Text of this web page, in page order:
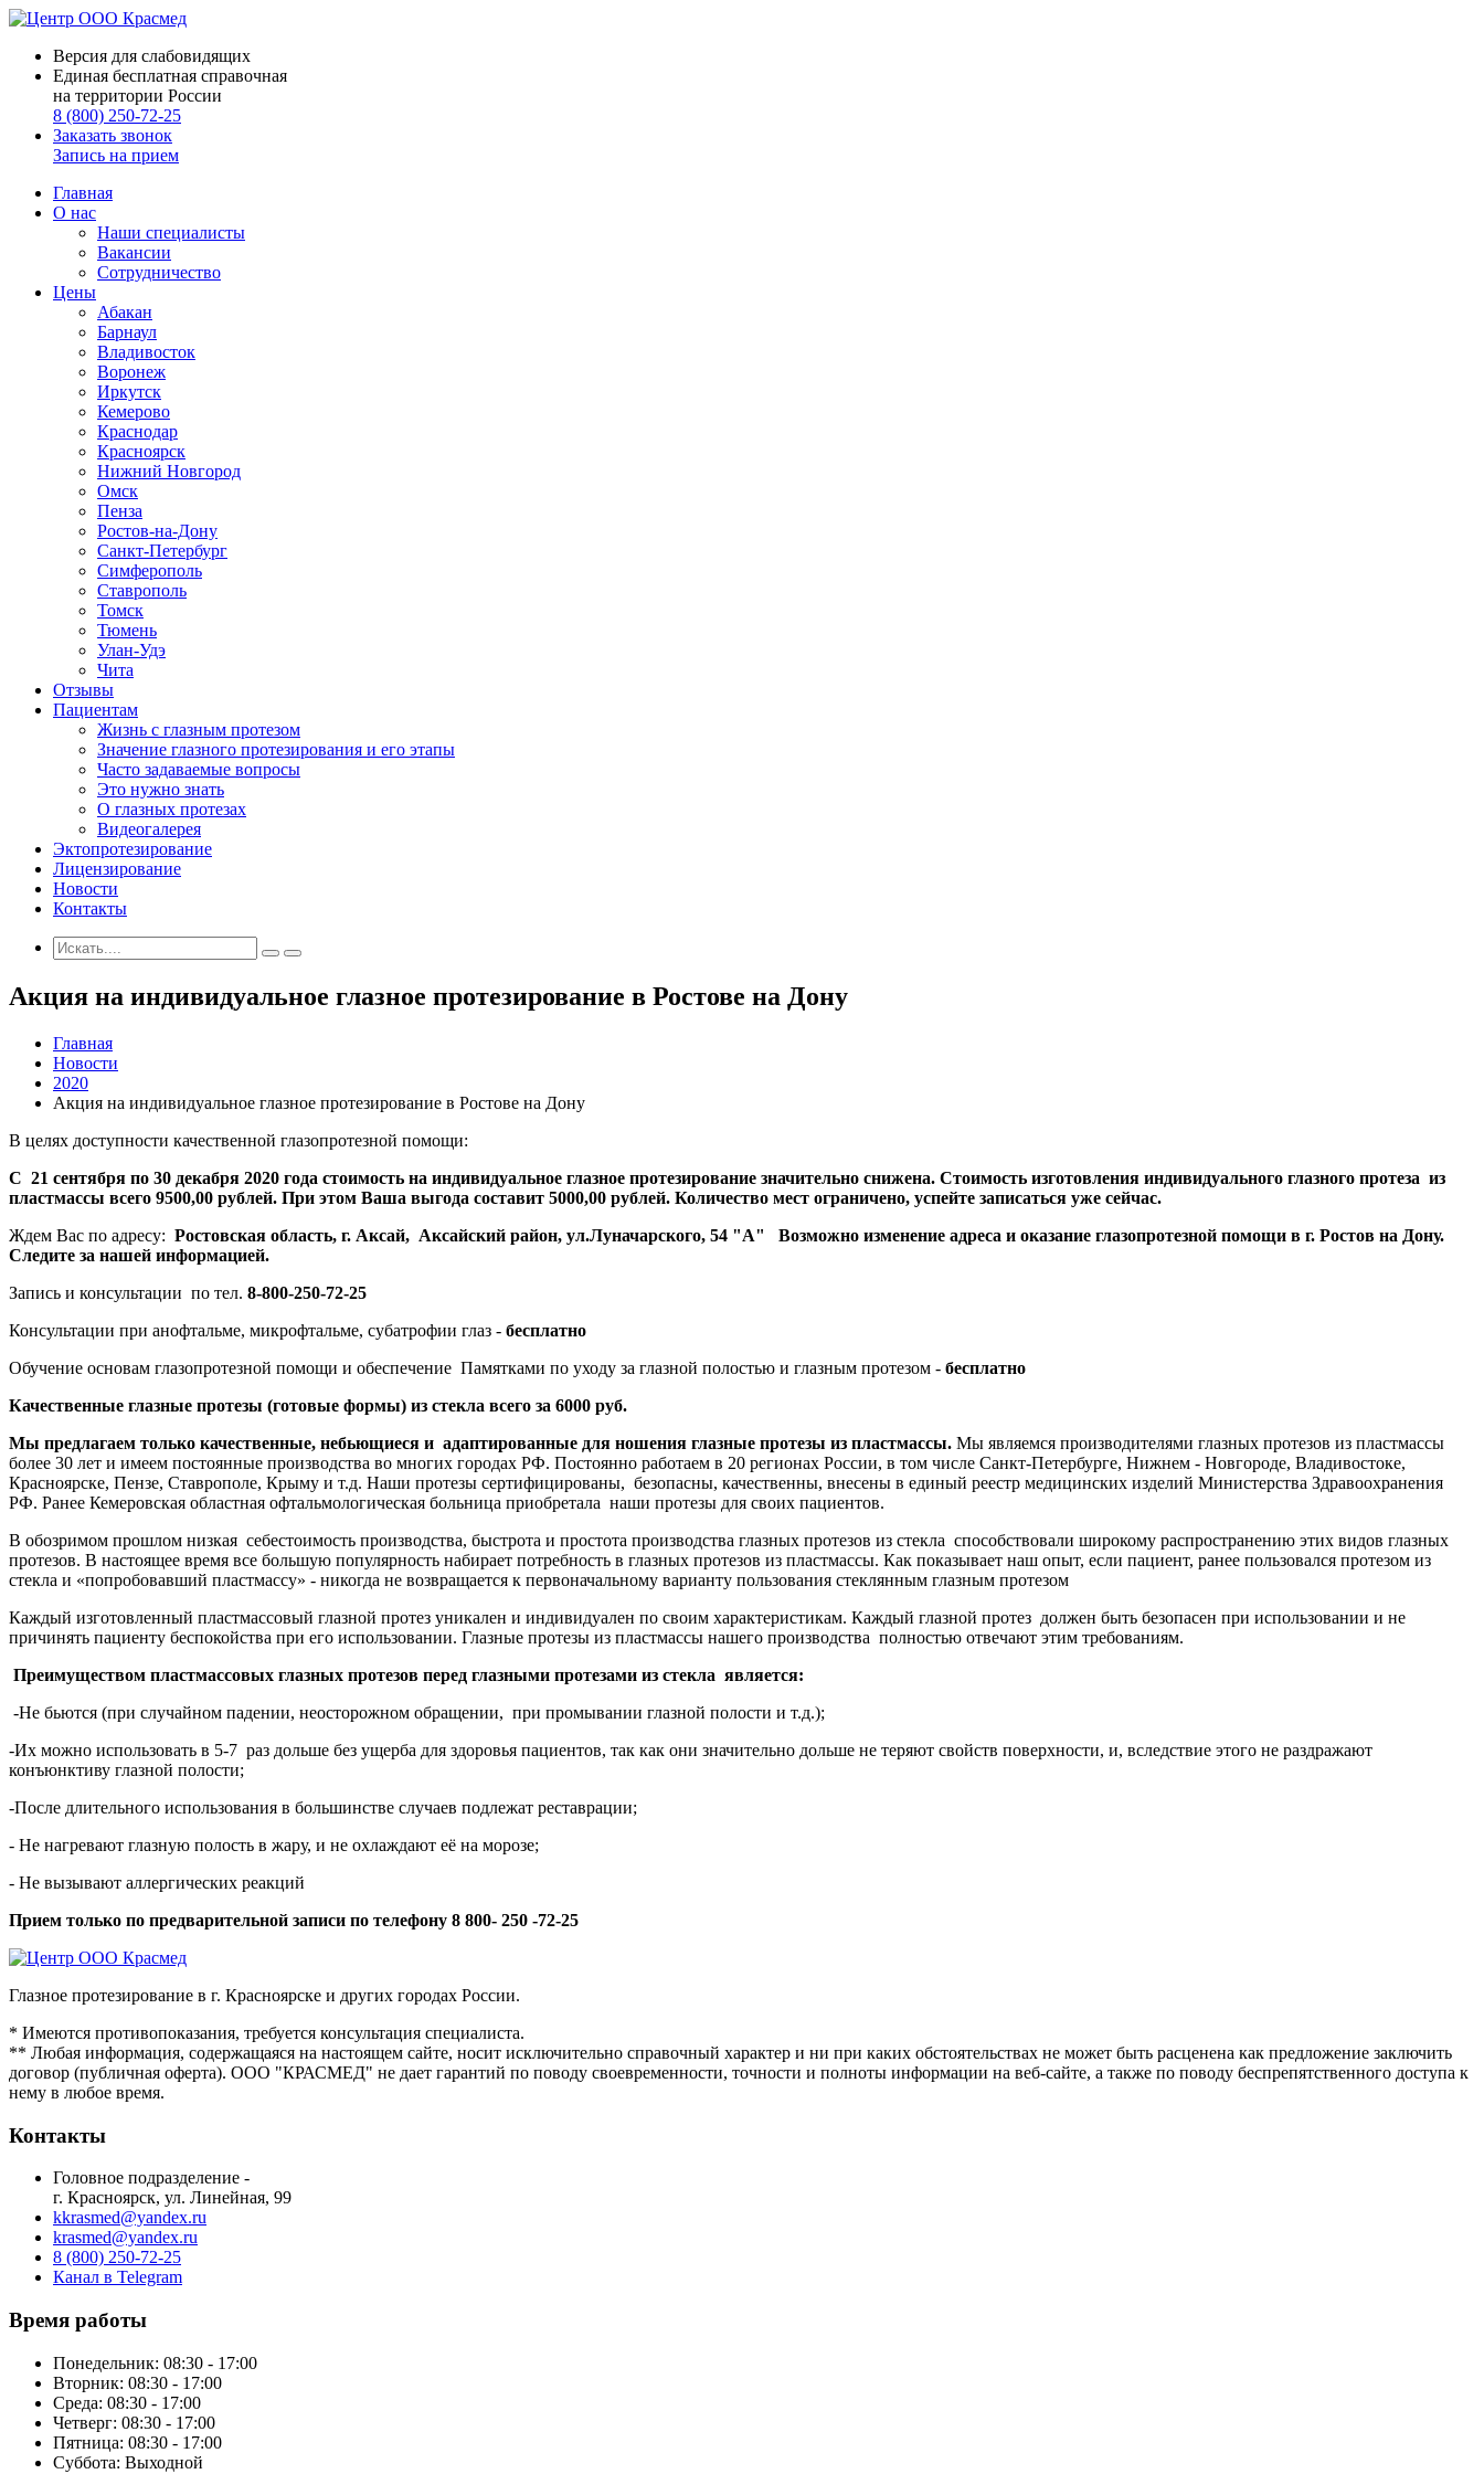
Версия для слабовидящих
Единая бесплатная справочная
на территории России
8 (800) 250-72-25
Заказать звонок
Запись на прием
Главная
О нас
Наши специалисты
Вакансии
Сотрудничество
Цены
Абакан
Барнаул
Владивосток
Воронеж
Иркутск
Кемерово
Краснодар
Красноярск
Нижний Новгород
Омск
Пенза
Ростов-на-Дону
Санкт-Петербург
Симферополь
Ставрополь
Томск
Тюмень
Улан-Удэ
Чита
Отзывы
Пациентам
Жизнь с глазным протезом
Значение глазного протезирования и его этапы
Часто задаваемые вопросы
Это нужно знать
О глазных протезах
Видеогалерея
Эктопротезирование
Лицензирование
Новости
Контакты
Акция на индивидуальное глазное протезирование в Ростове на Дону
Главная
Новости
2020
Акция на индивидуальное глазное протезирование в Ростове на Дону
В целях доступности качественной глазопротезной помощи:
С 21 сентября по 30 декабря 2020 года стоимость на индивидуальное глазное протезирование значительно снижена. Стоимость изготовления индивидуального глазного протеза из
пластмассы всего 9500,00 рублей. При этом Ваша выгода составит 5000,00 рублей. Количество мест ограничено, успейте записаться уже сейчас.
Ждем Вас по адресу: Ростовская область, г. Аксай, Аксайский район, ул.Луначарского, 54 "А" Возможно изменение адреса и оказание глазопротезной помощи в г. Ростов на Дону.
Следите за нашей информацией.
Запись и консультации по тел. 8-800-250-72-25
Консультации при анофтальме, микрофтальме, субатрофии глаз - бесплатно
Обучение основам глазопротезной помощи и обеспечение Памятками по уходу за глазной полостью и глазным протезом - бесплатно
Качественные глазные протезы (готовые формы) из стекла всего за 6000 руб.
Мы предлагаем только качественные, небьющиеся и адаптированные для ношения глазные протезы из пластмассы. Мы являемся производителями глазных протезов из пластмассы
более 30 лет и имеем постоянные производства во многих городах РФ. Постоянно работаем в 20 регионах России, в том числе Санкт-Петербурге, Нижнем - Новгороде, Владивостоке,
Красноярске, Пензе, Ставрополе, Крыму и т.д. Наши протезы сертифицированы, безопасны, качественны, внесены в единый реестр медицинских изделий Министерства Здравоохранения
РФ. Ранее Кемеровская областная офтальмологическая больница приобретала наши протезы для своих пациентов.
В обозримом прошлом низкая себестоимость производства, быстрота и простота производства глазных протезов из стекла способствовали широкому распространению этих видов глазных
протезов. В настоящее время все большую популярность набирает потребность в глазных протезов из пластмассы. Как показывает наш опыт, если пациент, ранее пользовался протезом из
стекла и «попробовавший пластмассу» - никогда не возвращается к первоначальному варианту пользования стеклянным глазным протезом
Каждый изготовленный пластмассовый глазной протез уникален и индивидуален по своим характеристикам. Каждый глазной протез должен быть безопасен при использовании и не
причинять пациенту беспокойства при его использовании. Глазные протезы из пластмассы нашего производства полностью отвечают этим требованиям.
Преимуществом пластмассовых глазных протезов перед глазными протезами из стекла является:
-Не бьются (при случайном падении, неосторожном обращении, при промывании глазной полости и т.д.);
-Их можно использовать в 5-7 раз дольше без ущерба для здоровья пациентов, так как они значительно дольше не теряют свойств поверхности, и, вследствие этого не раздражают
конъюнктиву глазной полости;
-После длительного использования в большинстве случаев подлежат реставрации;
- Не нагревают глазную полость в жару, и не охлаждают её на морозе;
- Не вызывают аллергических реакций
Прием только по предварительной записи по телефону 8 800- 250 -72-25
Глазное протезирование в г. Красноярске и других городах России.
* Имеются противопоказания, требуется консультация специалиста.
** Любая информация, содержащаяся на настоящем сайте, носит исключительно справочный характер и ни при каких обстоятельствах не может быть расценена как предложение заключить
договор (публичная оферта). ООО "КРАСМЕД" не дает гарантий по поводу своевременности, точности и полноты информации на веб-сайте, а также по поводу беспрепятственного доступа к
нему в любое время.
Контакты
Головное подразделение -
г. Красноярск, ул. Линейная, 99
kkrasmed@yandex.ru
krasmed@yandex.ru
8 (800) 250-72-25
Канал в Telegram
Время работы
Понедельник: 08:30 - 17:00
Вторник: 08:30 - 17:00
Среда: 08:30 - 17:00
Четверг: 08:30 - 17:00
Пятница: 08:30 - 17:00
Суббота: Выходной